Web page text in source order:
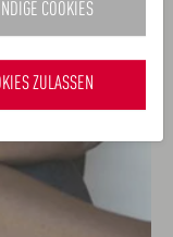
COOKIES
ZULASSEN